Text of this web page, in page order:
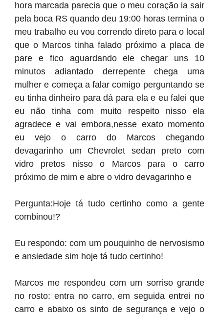
hora marcada parecia que o meu coração ia sair
pela boca RS quando deu 19:00 horas termina o
meu trabalho eu vou correndo direto para o local
que o Marcos tinha falado próximo a placa de
pare e fico aguardando ele chegar uns 10
minutos adiantado derrepente chega uma
mulher e começa a falar comigo perguntando se
eu tinha dinheiro para dá para ela e eu falei que
eu não tinha com muito respeito nisso ela
agradece e vai embora,nesse exato momento
eu vejo o carro do Marcos chegando
devagarinho um Chevrolet sedan preto com
vidro pretos nisso o Marcos para o carro
próximo de mim e abre o vidro devagarinho e
Pergunta:Hoje tá tudo certinho como a gente
combinou!?
Eu respondo: com um pouquinho de nervosismo
e ansiedade sim hoje tá tudo certinho!
Marcos me respondeu com um sorriso grande
no rosto: entra no carro, em seguida entrei no
carro e abaixo os sinto de segurança e vejo o